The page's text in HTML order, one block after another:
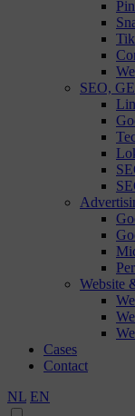
SEO,
Website
Cases
Contact
NL EN